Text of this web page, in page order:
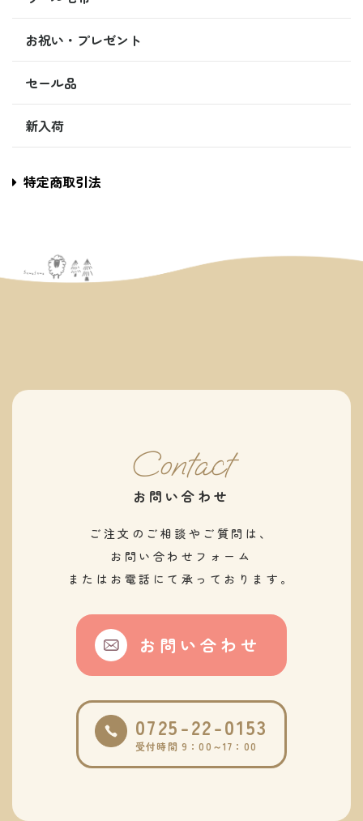
お祝い・プレゼント
セール品
新入荷
特定商取引法
Contact
お問い合わせ
ご注文のご相談やご質問は、
お問い合わせフォーム
またはお電話にて承っております。
お問い合わせ
0725-22-0153
受付時間 9：00～17：00